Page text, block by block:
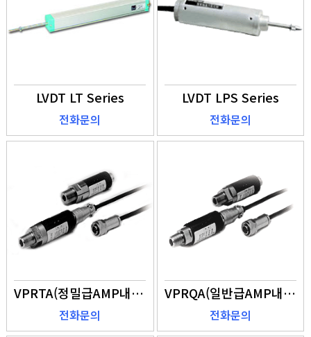
LVDT LT Series
전화문의
LVDT LPS Series
전화문의
VPRTA(정밀급AMP내장)
전화문의
VPRQA(일반급AMP내장)
전화문의